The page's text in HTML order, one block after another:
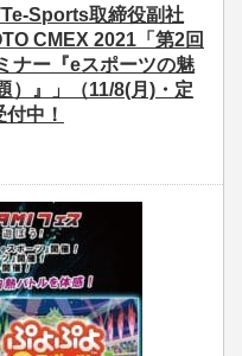
Sports取締役副社
CMEX 2021「第2回
ナー『eスポーツの魅
）』」（11/8(月)・定
中！